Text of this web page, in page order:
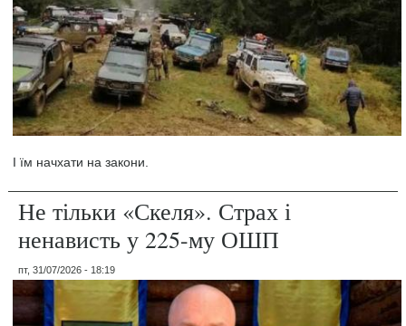
І їм начхати на закони.
Не тільки «Скеля». Страх і
ненависть у 225-му ОШП
пт, 31/07/2026 - 18:19